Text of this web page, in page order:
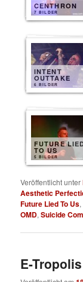
CENTHRON
7 BILDER
INTENT
OUTTAKE
6 BILDER
FUTURE
TO US
5 BILDER
Veröffentlicht unter
Aesthetic
Future Lied To Us,
OMD,Suicide
E-